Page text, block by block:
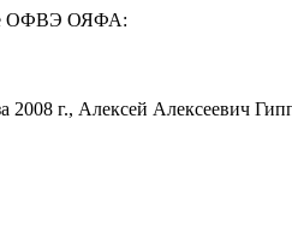
ОФВЭ ОЯФА:
г., Алексей Алексеевич